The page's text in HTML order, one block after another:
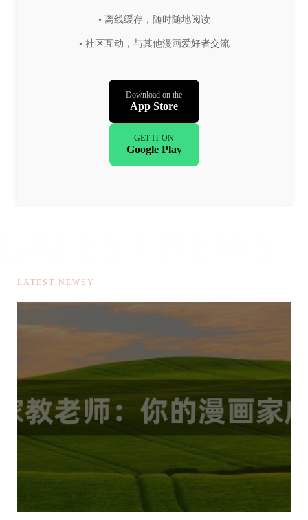
• 离线缓存，随时随地阅读
• 社区互动，与其他漫画爱好者交流
Download on the
App Store
GET IT ON
Google Play
LATEST NEWSY